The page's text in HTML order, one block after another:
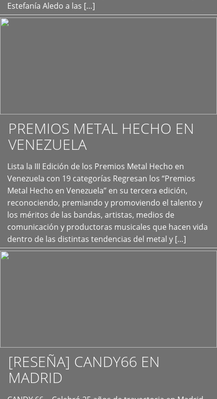
Estefanía Aledo a las […]
PREMIOS METAL HECHO EN
VENEZUELA
Lista la III Edición de los Premios Metal Hecho en
Venezuela con 19 categorías Regresan los “Premios
Metal Hecho en Venezuela” en su tercera edición,
reconociendo, premiando y promoviendo el talento y
los méritos de las bandas, artistas, medios de
comunicación y productoras musicales que hacen vida
dentro de las distintas tendencias del metal y […]
+
[RESEÑA] CANDY66 EN
MADRID